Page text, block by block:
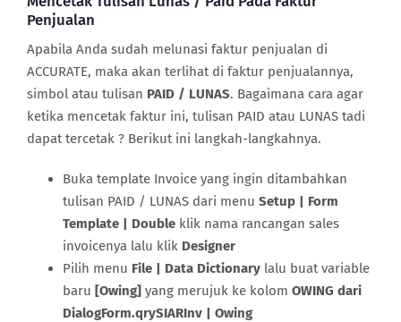
Penjualan
Apabila Anda sudah melunasi faktur penjualan di
ACCURATE, maka akan terlihat di faktur penjualannya,
simbol atau tulisan PAID / LUNAS. Bagaimana cara agar
ketika mencetak faktur ini, tulisan PAID atau LUNAS tadi
dapat tercetak ? Berikut ini langkah-langkahnya.
Buka template Invoice yang ingin ditambahkan
tulisan PAID / LUNAS dari menu Setup | Form
Template | Double klik nama rancangan sales
invoicenya lalu klik Designer
Pilih menu File | Data Dictionary lalu buat variable
baru [Owing] yang merujuk ke kolom OWING dari
DialogForm.qrySIARInv | Owing